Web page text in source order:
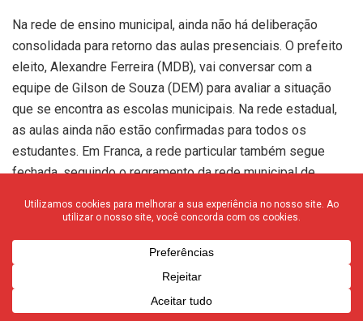
Na rede de ensino municipal, ainda não há deliberação
consolidada para retorno das aulas presenciais. O prefeito
eleito, Alexandre Ferreira (MDB), vai conversar com a
equipe de Gilson de Souza (DEM) para avaliar a situação
que se encontra as escolas municipais. Na rede estadual,
as aulas ainda não estão confirmadas para todos os
estudantes. Em Franca, a rede particular também segue
fechada, seguindo o regramento da rede municipal de
*Se quiser enviar uma proposta de matéria ou foto que
queira compartilhar, envie para gente no
Whatsapp (16) 99231-0035.